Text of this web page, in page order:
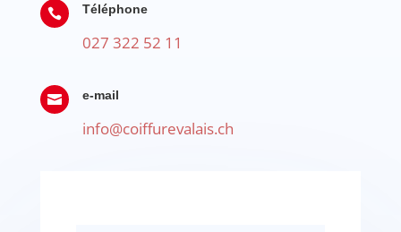
 Téléphone
027 322 52 11
 e-mail
info@coiffurevalais.ch